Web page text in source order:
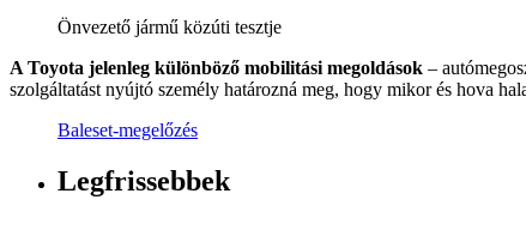
Önvezető jármű közúti tesztje
A Toyota jelenleg különböző mobilitási megoldások –
szolgáltatást nyújtó személy határozná meg, hogy mikor és hova
Baleset-megelőzés
Legfrissebbek